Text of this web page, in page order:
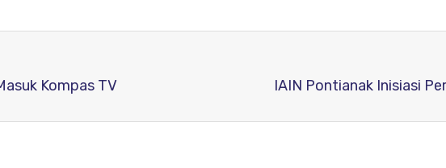
Kompas TV
IAIN Pontianak Inisiasi